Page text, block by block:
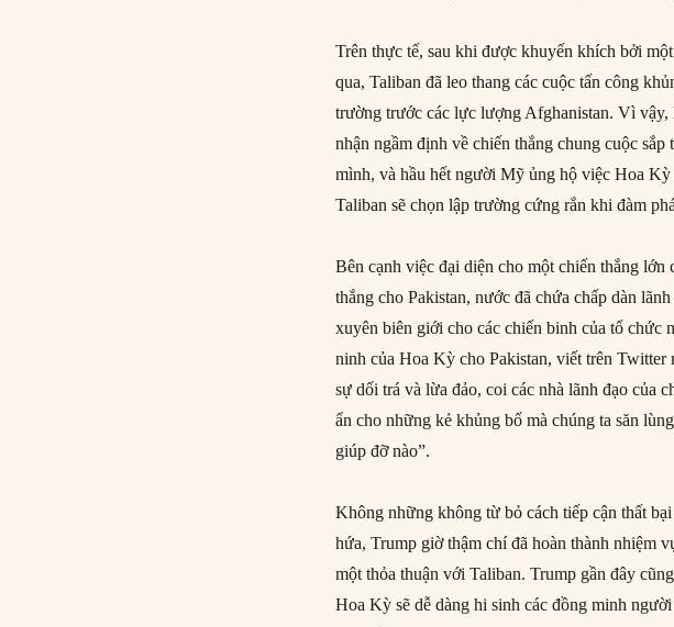
Trên thực tế, sau khi được khuyến khích bởi
qua, Taliban đã leo thang các cuộc tấn công
trường trước các lực lượng Afghanistan. Vì vậy,
nhận ngầm định về chiến thắng chung cuộc
mình, và hầu hết người Mỹ ủng hộ việc Hoa
Taliban sẽ chọn lập trường cứng rắn khi đàm
Bên cạnh việc đại diện cho một chiến thắng
thắng cho Pakistan, nước đã chứa chấp dàn
xuyên biên giới cho các chiến binh của tổ chức
ninh của Hoa Kỳ cho Pakistan, viết trên Twitter
sự dối trá và lừa đảo, coi các nhà lãnh đạo của
ẩn cho những kẻ khủng bố mà chúng ta săn
giúp đỡ nào”.
Không những không từ bỏ cách tiếp cận thất
hứa, Trump giờ thậm chí đã hoàn thành nhiệm
một thỏa thuận với Taliban. Trump gần đây
Hoa Kỳ sẽ dễ dàng hi sinh các đồng minh